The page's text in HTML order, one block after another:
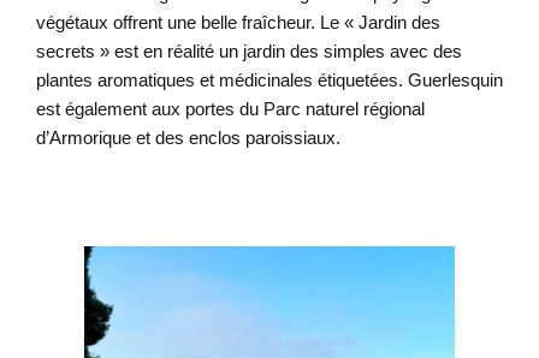
végétaux offrent une belle fraîcheur. Le « Jardin des
secrets » est en réalité un jardin des simples avec des
plantes aromatiques et médicinales étiquetées. Guerlesquin
est également aux portes du Parc naturel régional
d’Armorique et des enclos paroissiaux.